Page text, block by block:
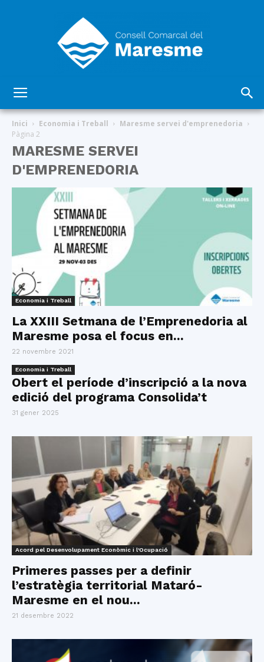
Comarcal
Inici Economia i Treball
Maresme servei d'emprenedoria
Pàgina 2
MARESME SERVEI
D'EMPRENEDORIA
Economia i Treball
La XXIII Setmana de l’Emprenedoria al
Maresme posa el focus en...
22 novembre 2021
Economia i Treball
Obert el període d’inscripció a la nova
edició del programa Consolida’t
31 gener 2025
Acord pel Desenvolupament Econòmic i l'Ocupació
Primeres passes per a definir
l’estratègia territorial Mataró-
Maresme en el nou...
21 desembre 2022